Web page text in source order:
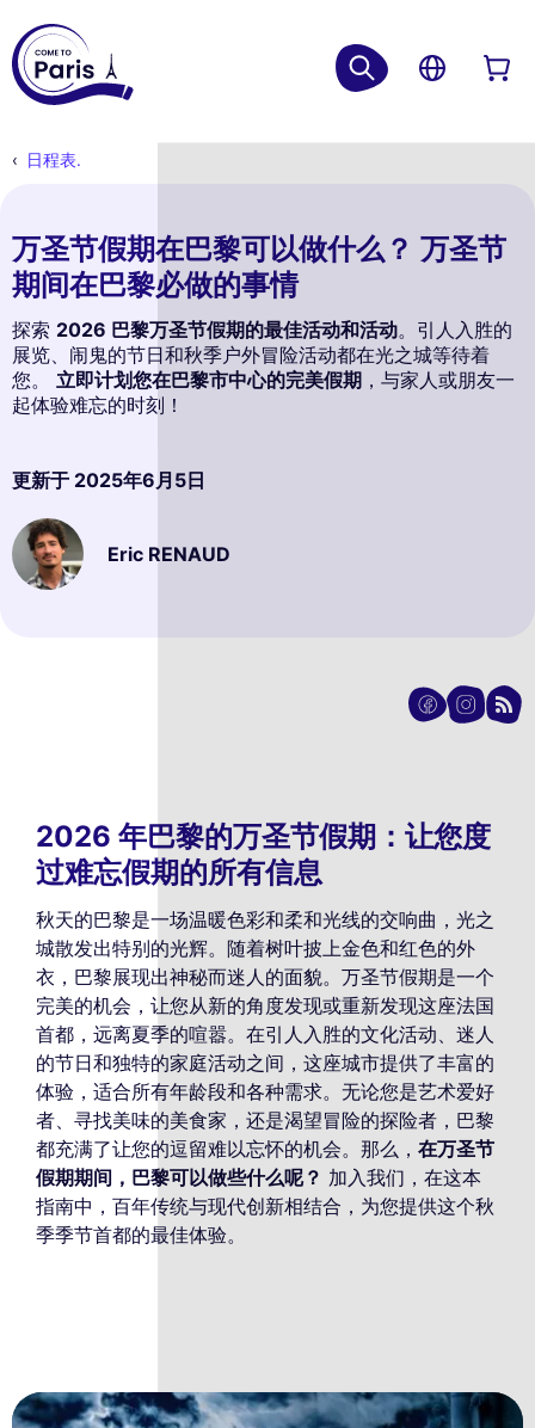
日程表.
万圣节假期在巴黎可以做什么？ 万圣节
期间在巴黎必做的事情
探索 2026 巴黎万圣节假期的最佳活动和活动。引人入胜的
展览、闹鬼的节日和秋季户外冒险活动都在光之城等待着
您。 立即计划您在巴黎市中心的完美假期 ，与家人或朋友一
起体验难忘的时刻！
更新于 2025年6月5日
Eric RENAUD
2026 年巴黎的万圣节假期：让您度
过难忘假期的所有信息
秋天的巴黎是一场温暖色彩和柔和光线的交响曲，光之
城散发出特别的光辉。随着树叶披上金色和红色的外
衣，巴黎展现出神秘而迷人的面貌。万圣节假期是一个
完美的机会，让您从新的角度发现或重新发现这座法国
首都，远离夏季的喧嚣。在引人入胜的文化活动、迷人
的节日和独特的家庭活动之间，这座城市提供了丰富的
体验，适合所有年龄段和各种需求。无论您是艺术爱好
者、寻找美味的美食家，还是渴望冒险的探险者，巴黎
都充满了让您的逗留难以忘怀的机会。那么， 在万圣节
假期期间，巴黎可以做些什么呢？ 加入我们，在这本
指南中，百年传统与现代创新相结合，为您提供这个秋
季季节首都的最佳体验。